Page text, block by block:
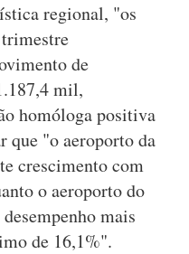
regional, "os
de
mil,
homóloga positiva
que "o aeroporto da
crescimento com
o aeroporto do
mais
de 16,1%".